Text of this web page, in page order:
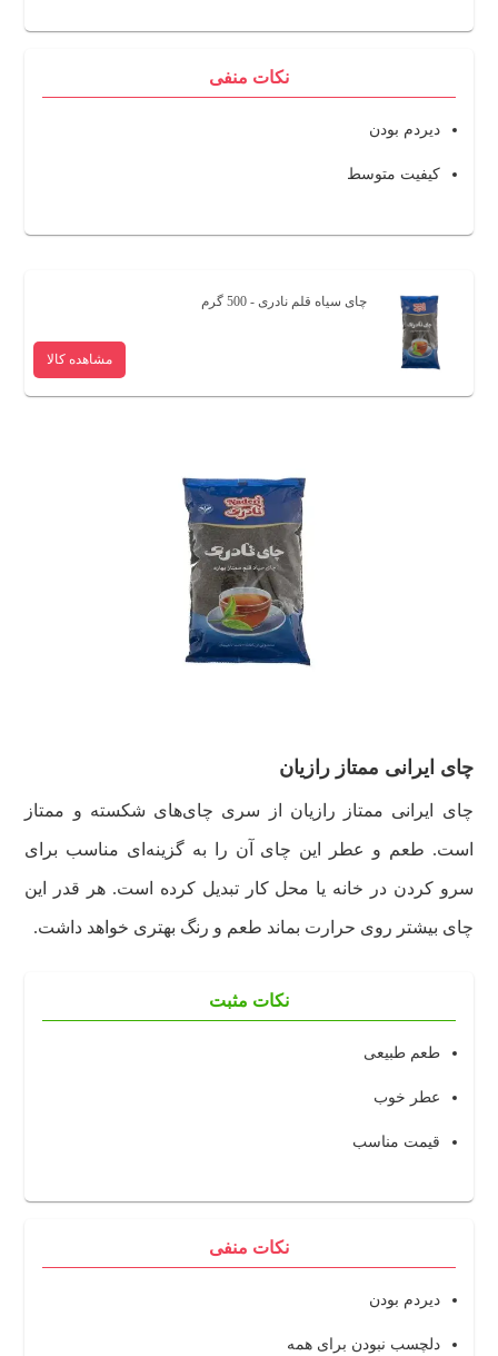
نکات منفی
دیردم ‌بودن
کیفیت متوسط
چای سیاه قلم نادری - 500 گرم
مشاهده کالا
چای ایرانی ممتاز رازیان
چای ایرانی ممتاز رازیان از سری چای‌های شکسته و ممتاز
است. طعم و عطر این چای آن را به گزینه‌ای مناسب برای
سرو کردن در خانه یا محل کار تبدیل کرده است. هر قدر این
چای بیشتر روی حرارت بماند طعم و رنگ بهتری خواهد داشت.
نکات مثبت
طعم طبیعی
عطر خوب
قیمت مناسب
نکات منفی
دیر‌دم بودن
دلچسب نبودن برای همه